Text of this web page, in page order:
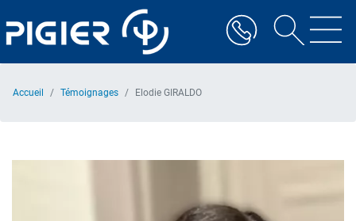
au
contenu
Accueil Témoignages Elodie GIRALDO